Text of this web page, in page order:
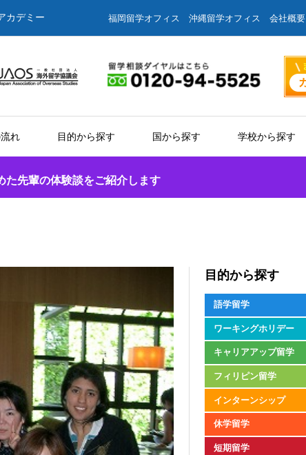
カデミー 福岡留学オフィス 沖縄留学オフィス 会社概要
れ 目的から探す 国から探す 学校から探す
た先輩の体験談をご紹介します
目的から探す
語学留学
ワーキングホリデー
キャリアアップ留学
フィリピン留学
インターンシップ
休学留学
短期留学